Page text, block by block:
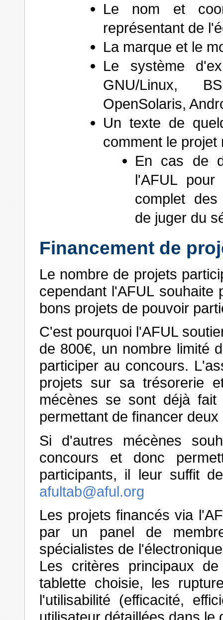
Le nom et
représentant de
La marque et le
Le système
GNU/Linux,
OpenSolaris,
Un texte de
comment le
En cas de
l'AFUL
complet
de juger du
Financement de
Le nombre de projets
cependant l'AFUL souhaite
bons projets de pouvoir
C'est pourquoi l'AFUL
de 800€, un nombre limité
participer au concours.
projets sur sa trésorerie
mécènes se sont déjà fait
permettant de financer
Si d'autres mécènes
concours et donc
participants, il leur suffit
afultab@aful.org
Les projets financés via
par un panel de
spécialistes de
Les critères principaux
tablette choisie, les
l'utilisabilité (efficacité,